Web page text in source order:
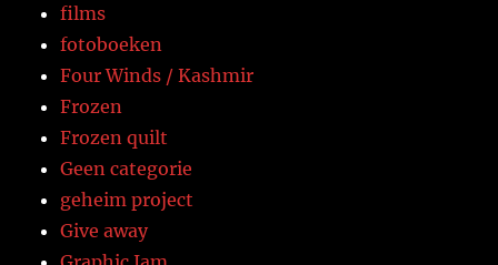
films
fotoboeken
Four Winds / Kashmir
Frozen
Frozen quilt
Geen categorie
geheim project
Give away